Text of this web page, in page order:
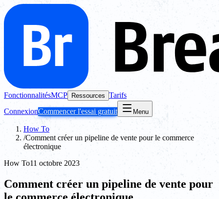
FonctionnalitésMCP Ressources Tarifs
ConnexionCommencer l'essai gratuit Menu
How To
/Comment créer un pipeline de vente pour le commerce
électronique
How To11 octobre 2023
Comment créer un pipeline de vente pour